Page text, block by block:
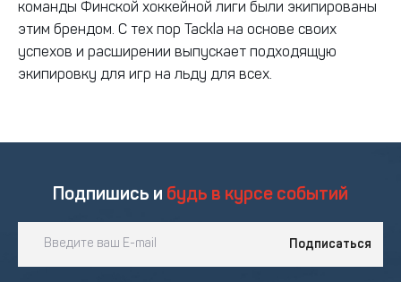
команды Финской хоккейной лиги были экипированы
этим брендом. С тех пор Tackla на основе своих
успехов и расширении выпускает подходящую
экипировку для игр на льду для всех.
Подпишись и будь в курсе событий
Подписаться